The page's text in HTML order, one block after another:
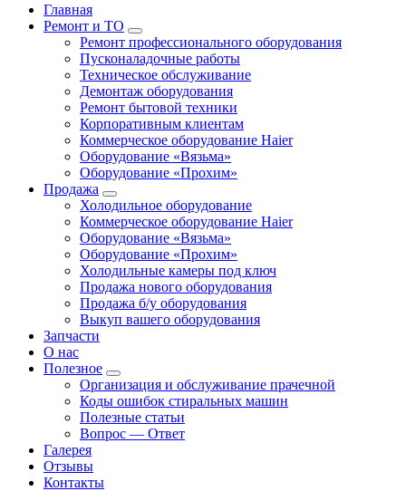
Главная
Ремонт и ТО
Ремонт профессионального оборудования
Пусконаладочные работы
Техническое обслуживание
Демонтаж оборудования
Ремонт бытовой техники
Корпоративным клиентам
Коммерческое оборудование Haier
Оборудование «Вязьма»
Оборудование «Прохим»
Продажа
Холодильное оборудование
Коммерческое оборудование Haier
Оборудование «Вязьма»
Оборудование «Прохим»
Холодильные камеры под ключ
Продажа нового оборудования
Продажа б/у оборудования
Выкуп вашего оборудования
Запчасти
О нас
Полезное
Организация и обслуживание прачечной
Коды ошибок стиральных машин
Полезные статьи
Вопрос — Ответ
Галерея
Отзывы
Контакты